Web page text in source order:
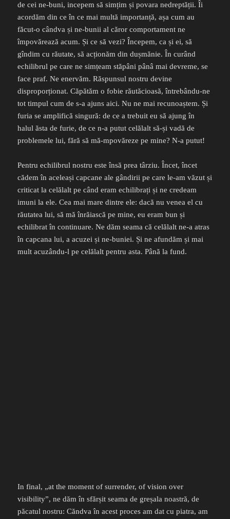
de cei ne-buni, incepem să simțim și povara nedreptății. Îi
acordăm din ce în ce mai multă importanță, așa cum au
făcut-o cândva și ne-bunii al căror comportament ne
împovărează acum. Și ce să vezi? Începem, ca și ei, să
gîndim cu răutate, să acționăm din dușmănie. În curând
echilibrul pe care ne simțeam stăpâni pânâ mai devreme, se
face praf. Ne enervăm. Răspunsul nostru devine
disproporționat. Căpătăm o fobie răutăcioasă, întrebându-ne
tot timpul cum de s-a ajuns aici. Nu ne mai recunoaștem. Și
furia se amplifică singură: de ce a trebuit eu să ajung în
halul ăsta de furie, de ce n-a putut celălalt să-și vadă de
problemele lui, fără să mă-mpovăreze pe mine? N-a putut!
Pentru echilibrul nostru este însă prea târziu. Încet, încet
cădem în aceleași capcane ale gândirii pe care le-am văzut și
criticat la celălalt pe când eram echilibrați și ne credeam
imuni la ele. Cea mai mare dintre ele: dacă nu venea el cu
răutatea lui, să mă înrăiască pe mine, eu eram bun și
echilibrat în continuare. Ne dăm seama că celălalt ne-a atras
în capcana lui, a acuzei și ne-buniei. Și ne afundăm și mai
mult acuzându-l pe celălalt pentru asta. Până la fund.
In final, „at the moment of surrender, of vision over
visibility”, ne dăm în sfărșit seama de greșala noastră, de
păcatul nostru: Căndva în acest proces am dat cu piatra, am